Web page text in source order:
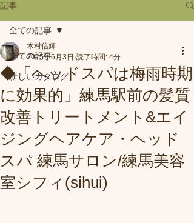
記事
全ての記事
新しいカタログ
全ての記事
◆「ヘッドスパは梅雨時期
に効果的」練馬駅前の髪質
改善トリートメント&エイ
ジングヘアケア・ヘッド
スパ 練馬サロン/練馬美容
室シフィ(sihui)
木村信輝
2025年6月3日 読了時間: 4分